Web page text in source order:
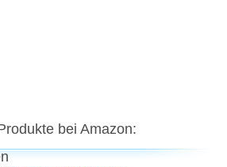
bei Amazon: